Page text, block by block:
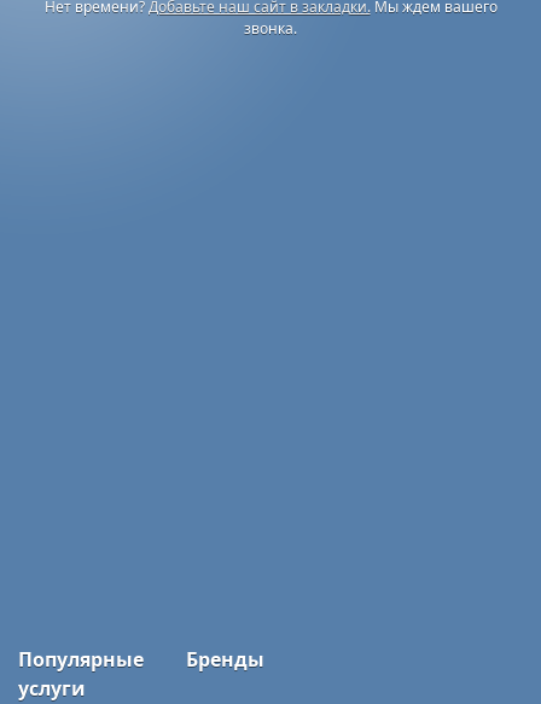
Нет времени?Добавьте наш сайт в закладки.Мы ждем вашего
звонка.
Популярные
услуги
Бренды